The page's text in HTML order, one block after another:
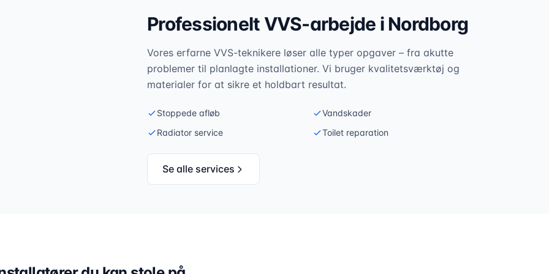
Professionelt VVS-arbejde iNordborg
Vores erfarne VVS-teknikere løser alle typer opgaver – fra akutte
problemer til planlagte installationer. Vi bruger kvalitetsværktøj og
materialer for at sikre et holdbart resultat.
Stoppede afløb
Vandskader
Radiator service
Toilet reparation
Se alle services